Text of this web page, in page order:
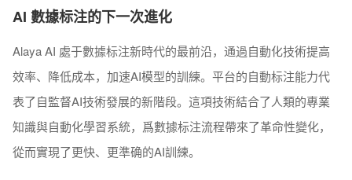
AI 數據标注的下一次進化
Alaya AI 處于數據标注新時代的最前沿，通過自動化技術提高
效率、降低成本，加速AI模型的訓練。平台的自動标注能力代
表了自監督AI技術發展的新階段。這項技術結合了人類的專業
知識與自動化學習系統，爲數據标注流程帶來了革命性變化，
從而實現了更快、更準确的AI訓練。